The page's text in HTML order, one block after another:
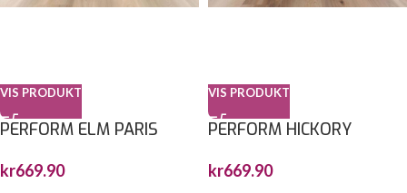
VIS PRODUKT
PERFORM ELM PARIS
kr669.90
VIS PRODUKT
PERFORM HICKORY
1517,7X235X6MM
kr669.90